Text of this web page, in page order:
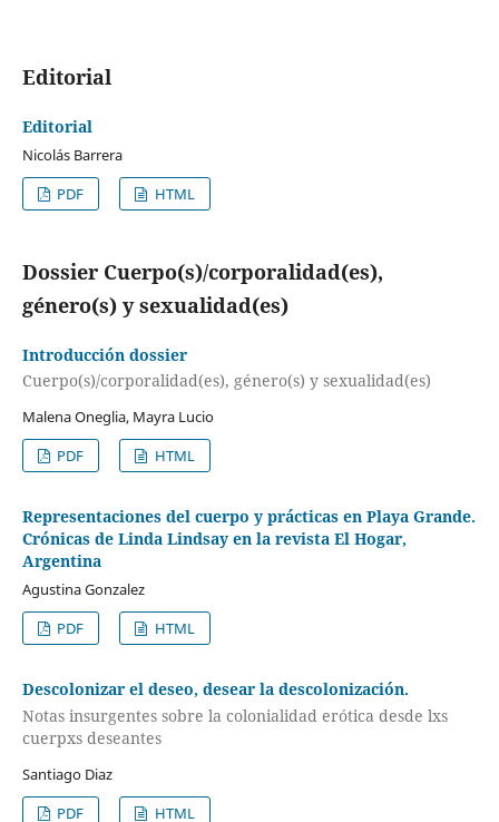
Editorial
Editorial
Nicolás Barrera
PDF
HTML
Dossier Cuerpo(s)/corporalidad(es),
género(s) y sexualidad(es)
Introducción dossier
Cuerpo(s)/corporalidad(es), género(s) y sexualidad(es)
Malena Oneglia, Mayra Lucio
PDF
HTML
Representaciones del cuerpo y prácticas en Playa Grande.
Crónicas de Linda Lindsay en la revista El Hogar,
Argentina
Agustina Gonzalez
PDF
HTML
Descolonizar el deseo, desear la descolonización.
Notas insurgentes sobre la colonialidad erótica desde lxs
cuerpxs deseantes
Santiago Diaz
PDF
HTML